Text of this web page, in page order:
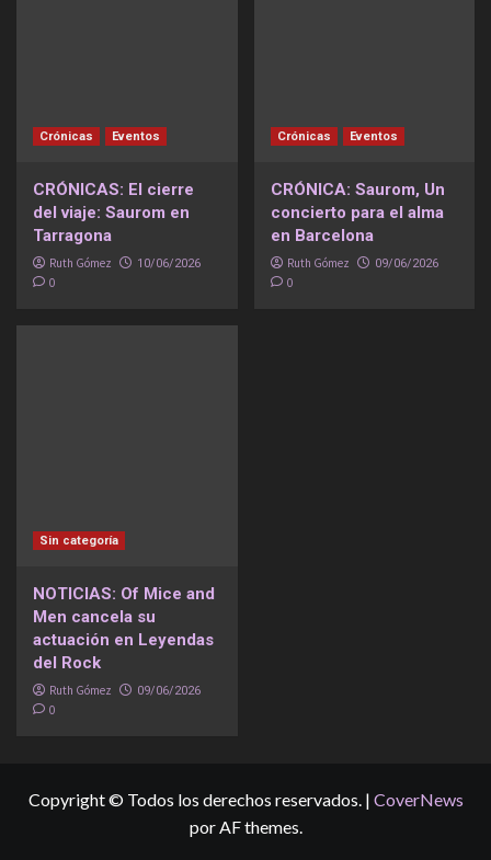
Crónicas Eventos
CRÓNICAS: El cierre
del viaje: Saurom en
Tarragona
Ruth Gómez 10/06/2026
0
Crónicas Eventos
CRÓNICA: Saurom, Un
concierto para el alma
en Barcelona
Ruth Gómez 09/06/2026
0
Sin categoría
NOTICIAS: Of Mice and
Men cancela su
actuación en Leyendas
del Rock
Ruth Gómez 09/06/2026
0
Copyright © Todos los derechos reservados. | CoverNews
por AF themes.